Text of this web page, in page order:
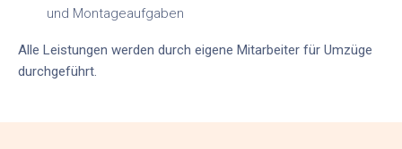
und Montageaufgaben
Alle Leistungen werden durch eigene Mitarbeiter für Umzüge
durchgeführt.